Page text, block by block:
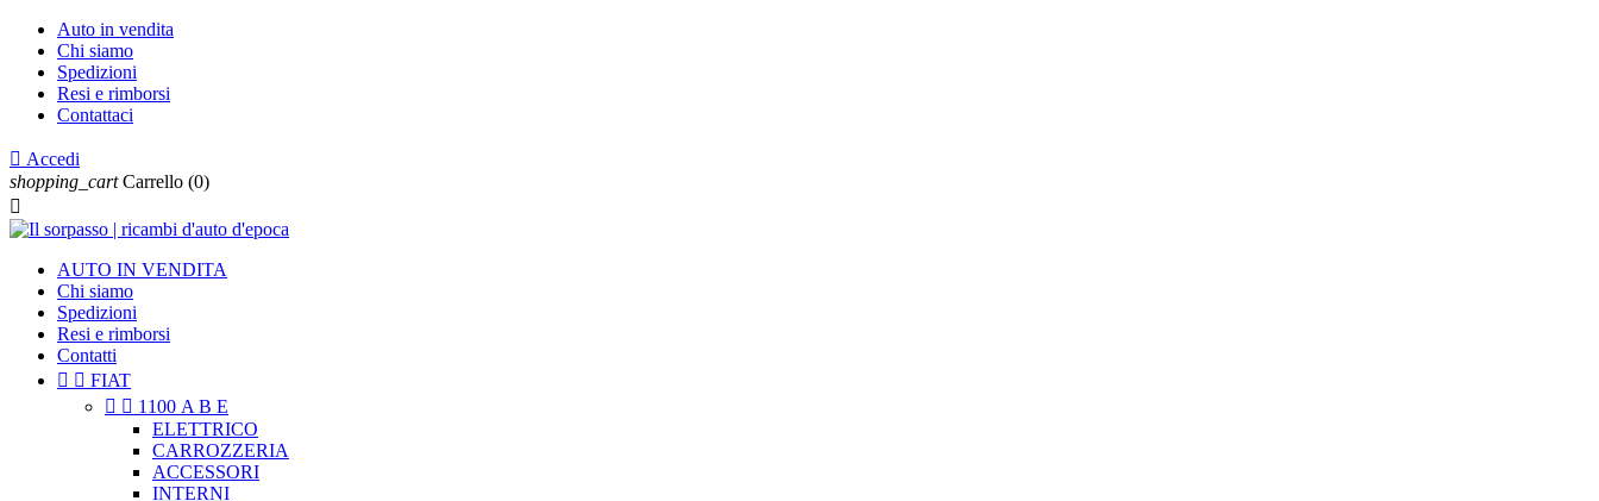
Auto in vendita
Chi siamo
Spedizioni
Resi e rimborsi
Contattaci
 Accedi
shopping_cart Carrello (0)

AUTO IN VENDITA
Chi siamo
Spedizioni
Resi e rimborsi
Contatti
  FIAT
  1100 A B E
ELETTRICO
CARROZZERIA
ACCESSORI
INTERNI